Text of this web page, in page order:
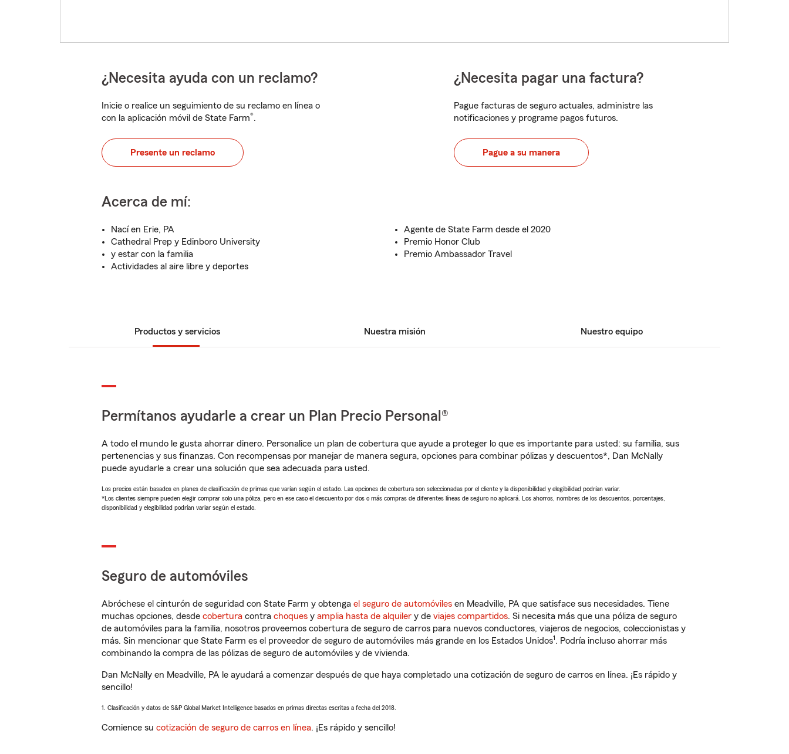
¿Necesita ayuda con un reclamo?
Inicie o realice un seguimiento de su reclamo en línea o
con la aplicación móvil de State Farm®.
Presente un reclamo
¿Necesita pagar una factura?
Pague facturas de seguro actuales, administre las
notificaciones y programe pagos futuros.
Pague a su manera
Acerca de mí:
Nací en Erie, PA
Cathedral Prep y Edinboro University
y estar con la familia
Actividades al aire libre y deportes
Agente de State Farm desde el 2020
Premio Honor Club
Premio Ambassador Travel
Productos y servicios Nuestra misión Nuestro equipo
Permítanos ayudarle a crear un Plan Precio Personal®
A todo el mundo le gusta ahorrar dinero. Personalice un plan de cobertura que ayude a proteger lo que es importante para usted: su familia, sus
pertenencias y sus finanzas. Con recompensas por manejar de manera segura, opciones para combinar pólizas y descuentos*, Dan McNally
puede ayudarle a crear una solución que sea adecuada para usted.
Los precios están basados en planes de clasificación de primas que varían según el estado. Las opciones de cobertura son seleccionadas por el cliente y la disponibilidad y elegibilidad podrían variar.
*Los clientes siempre pueden elegir comprar solo una póliza, pero en ese caso el descuento por dos o más compras de diferentes líneas de seguro no aplicará. Los ahorros, nombres de los descuentos, porcentajes,
disponibilidad y elegibilidad podrían variar según el estado.
Seguro de automóviles
Abróchese el cinturón de seguridad con State Farm y obtenga el seguro de automóviles en Meadville, PA que satisface sus necesidades. Tiene
muchas opciones, desde cobertura contra choques y amplia hasta de alquiler y de viajes compartidos. Si necesita más que una póliza de seguro
de automóviles para la familia, nosotros proveemos cobertura de seguro de carros para nuevos conductores, viajeros de negocios, coleccionistas y
más. Sin mencionar que State Farm es el proveedor de seguro de automóviles más grande en los Estados Unidos1. Podría incluso ahorrar más
combinando la compra de las pólizas de seguro de automóviles y de vivienda.
Dan McNally en Meadville, PA le ayudará a comenzar después de que haya completado una cotización de seguro de carros en línea. ¡Es rápido y
sencillo!
1. Clasificación y datos de S&P Global Market Intelligence basados en primas directas escritas a fecha del 2018.
Comience su cotización de seguro de carros en línea. ¡Es rápido y sencillo!